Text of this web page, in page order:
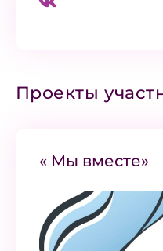
Проекты
« Мы вместе»